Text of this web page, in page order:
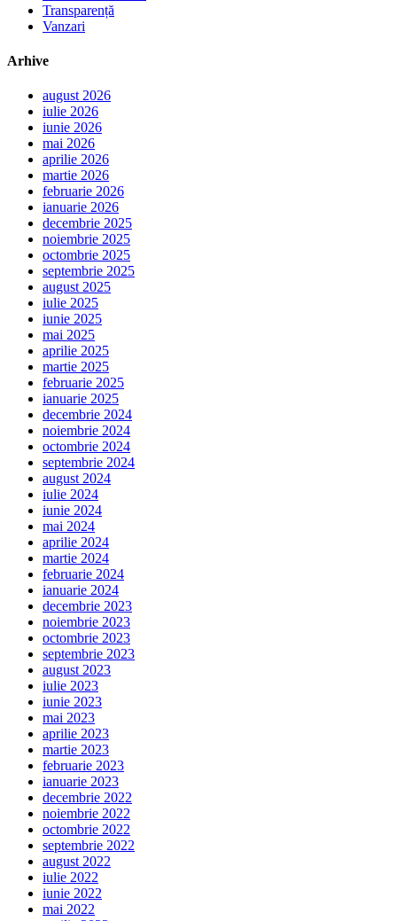
Transparență
Vanzari
Arhive
august 2026
iulie 2026
iunie 2026
mai 2026
aprilie 2026
martie 2026
februarie 2026
ianuarie 2026
decembrie 2025
noiembrie 2025
octombrie 2025
septembrie 2025
august 2025
iulie 2025
iunie 2025
mai 2025
aprilie 2025
martie 2025
februarie 2025
ianuarie 2025
decembrie 2024
noiembrie 2024
octombrie 2024
septembrie 2024
august 2024
iulie 2024
iunie 2024
mai 2024
aprilie 2024
martie 2024
februarie 2024
ianuarie 2024
decembrie 2023
noiembrie 2023
octombrie 2023
septembrie 2023
august 2023
iulie 2023
iunie 2023
mai 2023
aprilie 2023
martie 2023
februarie 2023
ianuarie 2023
decembrie 2022
noiembrie 2022
octombrie 2022
septembrie 2022
august 2022
iulie 2022
iunie 2022
mai 2022